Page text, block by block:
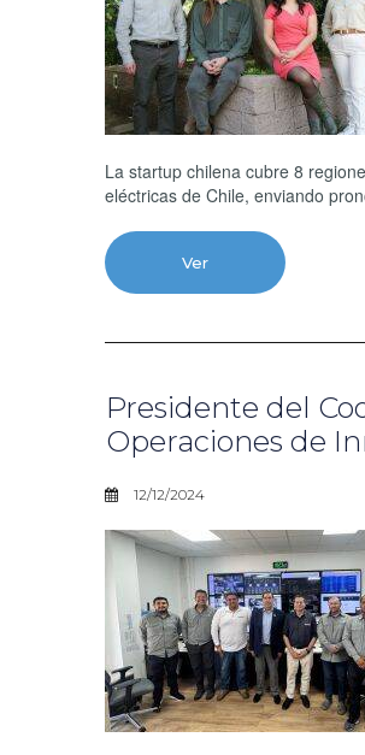
La startup chilena cubre 8
eléctricas de Chile, enviando
Ver
Presidente del
Operaciones de
12/12/2024